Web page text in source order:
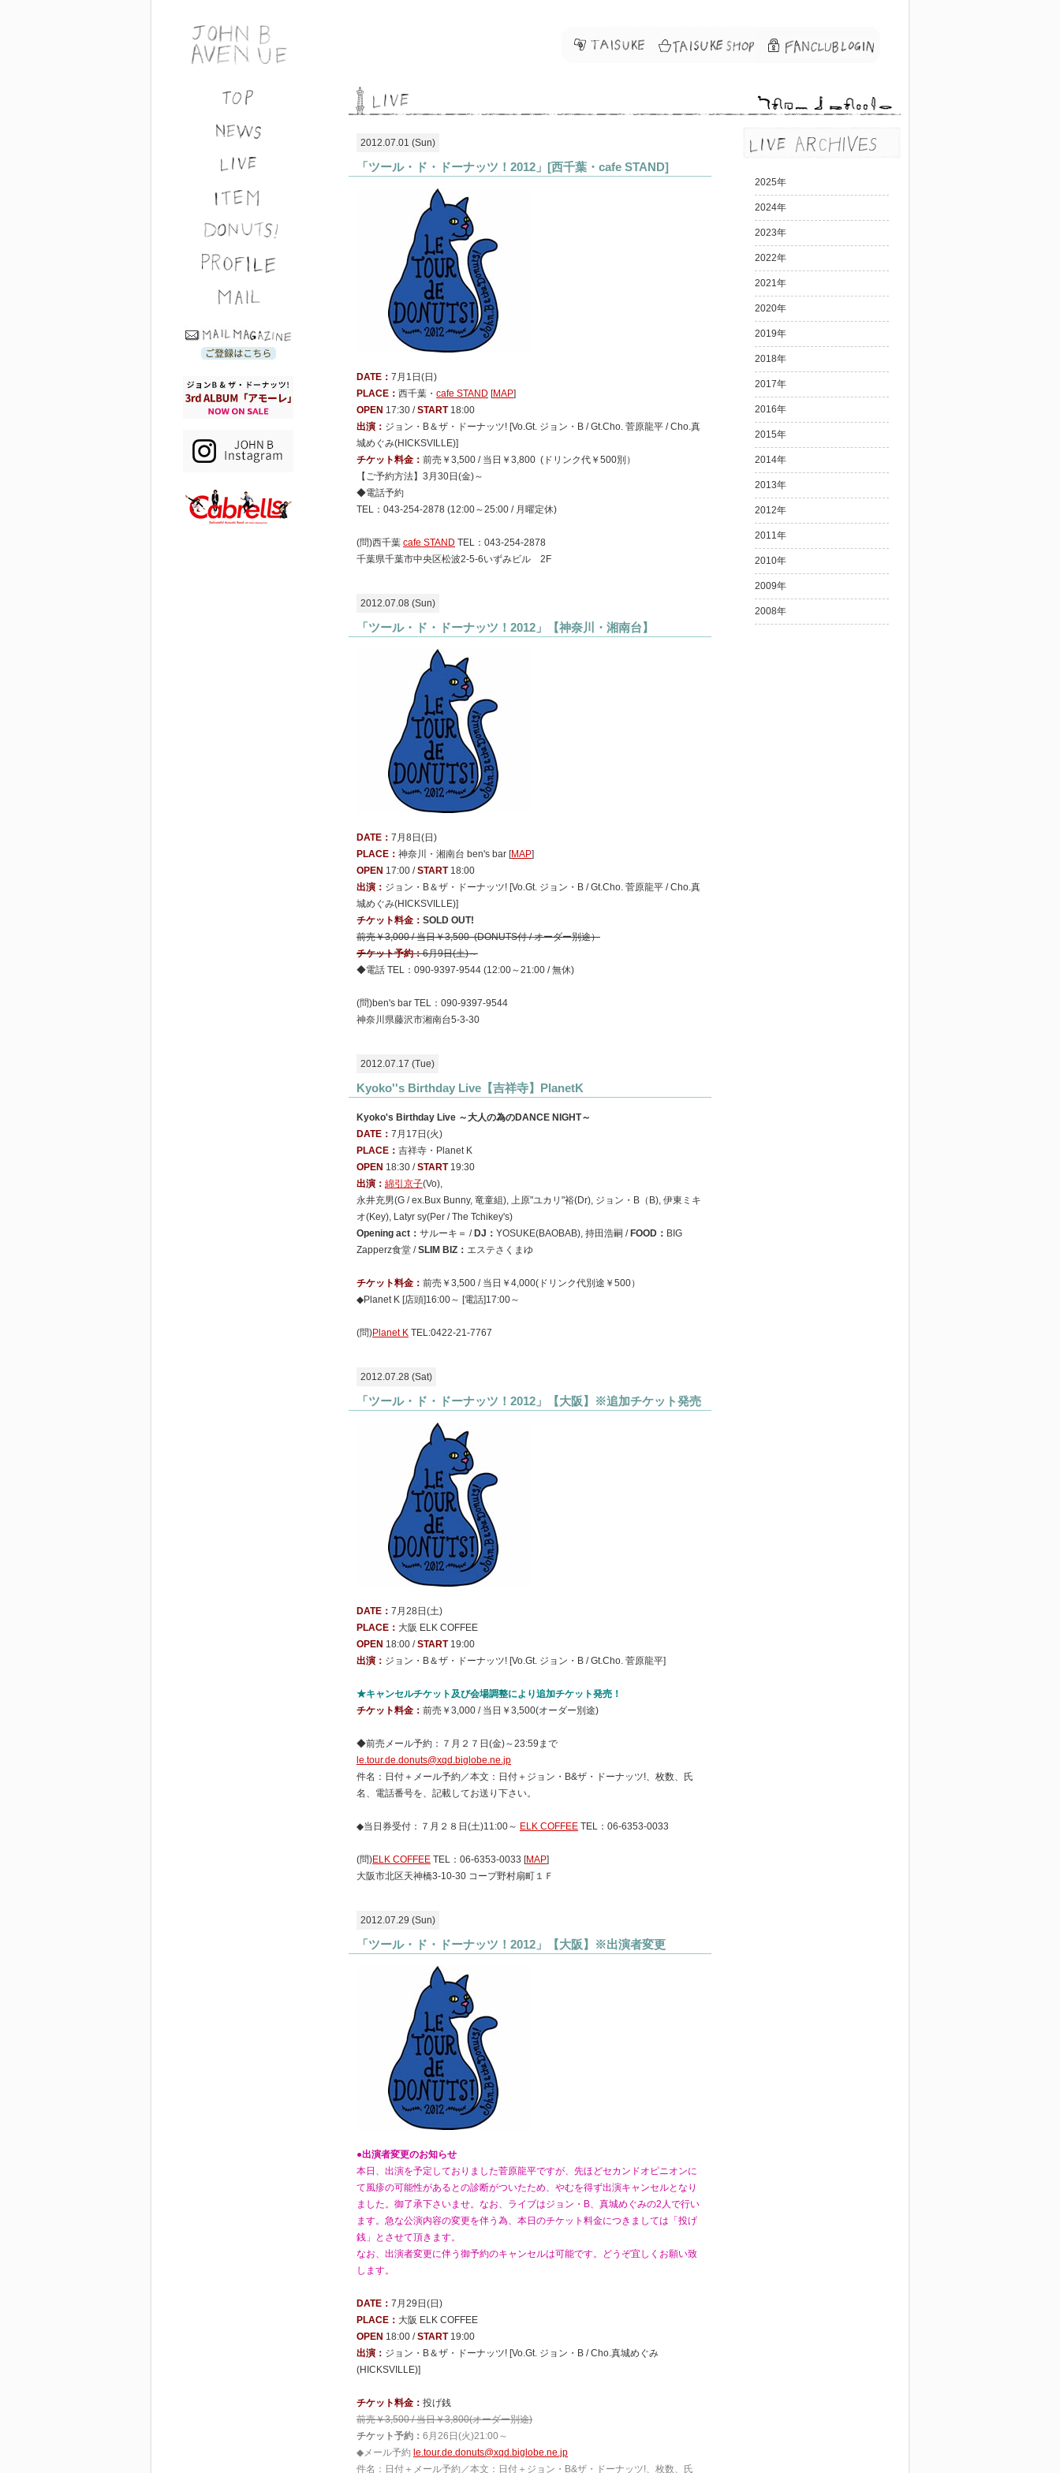
2012.07.01 (Sun)
「ツール・ド・ドーナッツ！2012」[西千葉・cafe STAND]
DATE： 7月1日(日)
PLACE： 西千葉・ cafe STAND [MAP]
OPEN 17:30 /START18:00
出演： ジョン・B＆ザ・ドーナッツ! [Vo.Gt. ジョン・B / Gt.Cho. 菅原龍平 / Cho.真
城めぐみ(HICKSVILLE)]
チケット料金： 前売￥3,500 / 当日￥3,800 (ドリンク代￥500別）
【ご予約方法】3月30日(金)～
◆電話予約
TEL：043-254-2878 (12:00～25:00 / 月曜定休)
(問)西千葉 cafe STAND TEL：043-254-2878
千葉県千葉市中央区松波2-5-6いずみビル 2F
2012.07.08 (Sun)
「ツール・ド・ドーナッツ！2012」【神奈川・湘南台】
DATE： 7月8日(日)
PLACE： 神奈川・湘南台 ben's bar [MAP]
OPEN 17:00 /START18:00
出演： ジョン・B＆ザ・ドーナッツ! [Vo.Gt. ジョン・B / Gt.Cho. 菅原龍平 / Cho.真
城めぐみ(HICKSVILLE)]
チケット料金： SOLD OUT!
前売￥3,000 / 当日￥3,500 (DONUTS付 / オーダー別途）
チケット予約：6月9日(土)～
◆電話 TEL：090-9397-9544 (12:00～21:00 / 無休)
(問)ben's bar TEL：090-9397-9544
神奈川県藤沢市湘南台5-3-30
2012.07.17 (Tue)
Kyoko''s Birthday Live【吉祥寺】PlanetK
Kyoko's Birthday Live ～大人の為のDANCE NIGHT～
DATE： 7月17日(火)
PLACE： 吉祥寺・Planet K
OPEN 18:30 /START19:30
出演： 綿引京子(Vo),
永井充男(G / ex.Bux Bunny, 竜童組), 上原"ユカリ"裕(Dr), ジョン・B（B), 伊東ミキ
オ(Key), Latyr sy(Per / The Tchikey's)
Opening act： サルーキ＝ / DJ： YOSUKE(BAOBAB), 持田浩嗣 / FOOD： BIG
Zapperz食堂 /SLIM BIZ： エステさくまゆ
チケット料金： 前売￥3,500 / 当日￥4,000(ドリンク代別途￥500）
◆Planet K [店頭]16:00～ [電話]17:00～
(問)Planet K TEL:0422-21-7767
2012.07.28 (Sat)
「ツール・ド・ドーナッツ！2012」【大阪】※追加チケット発売
DATE： 7月28日(土)
PLACE： 大阪 ELK COFFEE
OPEN 18:00 /START19:00
出演： ジョン・B＆ザ・ドーナッツ! [Vo.Gt. ジョン・B / Gt.Cho. 菅原龍平]
★キャンセルチケット及び会場調整により追加チケット発売！
チケット料金： 前売￥3,000 / 当日￥3,500(オーダー別途)
◆前売メール予約：７月２７日(金)～23:59まで
le.tour.de.donuts@xqd.biglobe.ne.jp
件名：日付＋メール予約／本文：日付＋ジョン・B&ザ・ドーナッツ!、枚数、氏
名、電話番号を、記載してお送り下さい。
◆当日券受付：７月２８日(土)11:00～ ELK COFFEE TEL：06-6353-0033
(問)ELK COFFEE TEL：06-6353-0033 [MAP]
大阪市北区天神橋3-10-30 コープ野村扇町１Ｆ
2012.07.29 (Sun)
「ツール・ド・ドーナッツ！2012」【大阪】※出演者変更
●出演者変更のお知らせ
本日、出演を予定しておりました菅原龍平ですが、先ほどセカンドオピニオンに
て風疹の可能性があるとの診断がついたため、やむを得ず出演キャンセルとなり
ました。 御了承下さいませ。 なお、ライブはジョン・B、真城めぐみの2人で行い
ます。急な公演内容の変更を伴う為、本日のチケット料金につきましては「投げ
銭」とさせて頂きます。
なお、出演者変更に伴う御予約のキャンセルは可能です。どうぞ宜しくお願い致
します。
DATE： 7月29日(日)
PLACE： 大阪 ELK COFFEE
OPEN 18:00 /START19:00
出演： ジョン・B＆ザ・ドーナッツ! [Vo.Gt. ジョン・B / Cho.真城めぐみ
(HICKSVILLE)]
チケット料金： 投げ銭
前売￥3,500 / 当日￥3,800(オーダー別途)
チケット予約： 6月26日(火)21:00～
◆メール予約 le.tour.de.donuts@xqd.biglobe.ne.jp
件名：日付＋メール予約／本文：日付＋ジョン・B&ザ・ドーナッツ!、枚数、氏
2025年
2024年
2023年
2022年
2021年
2020年
2019年
2018年
2017年
2016年
2015年
2014年
2013年
2012年
2011年
2010年
2009年
2008年